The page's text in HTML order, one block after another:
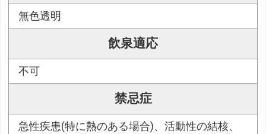
無色透明
飲泉適応
不可
禁忌症
急性疾患(特に熱のある場合)、活動性の結核、